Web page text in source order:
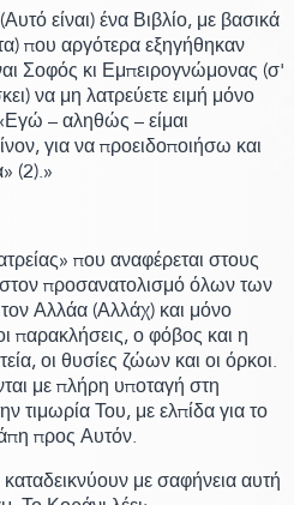
(Αυτό είναι)ένα Βιβλίο, με βασικά
που αργότερα εξηγήθηκαν
Σοφός κι Εμπειρογνώμονας(σ'
να μη λατρεύετε ειμή μόνο
– αληθώς – είμαι
για να προειδοποιήσω και
(2).»
που αναφέρεται στους
προσανατολισμό όλων των
Αλλάα(Αλλάχ)και μόνο
παρακλήσεις, ο φόβος και η
οι θυσίες ζώων και οι όρκοι.
με πλήρη υποταγή στη
τιμωρία Του, με ελπίδα για το
προς Αυτόν.
με σαφήνεια αυτή